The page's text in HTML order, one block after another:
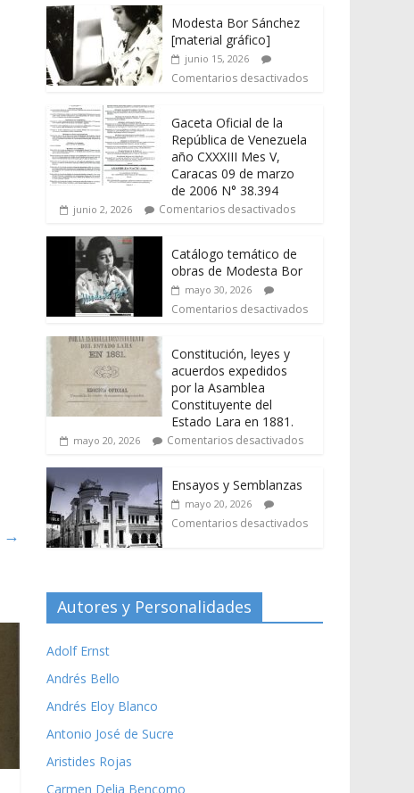
→
Modesta Bor Sánchez
[material gráfico]
junio 15, 2026
Comentarios desactivados
Gaceta Oficial de la
República de Venezuela
año CXXXIII Mes V,
Caracas 09 de marzo
de 2006 N° 38.394
junio 2, 2026 Comentarios desactivados
Catálogo temático de
obras de Modesta Bor
mayo 30, 2026
Comentarios desactivados
Constitución, leyes y
acuerdos expedidos
por la Asamblea
Constituyente del
Estado Lara en 1881.
mayo 20, 2026 Comentarios desactivados
Ensayos y Semblanzas
mayo 20, 2026
Comentarios desactivados
Autores y Personalidades
Adolf Ernst
Andrés Bello
Andrés Eloy Blanco
Antonio José de Sucre
Aristides Rojas
Carmen Delia Bencomo